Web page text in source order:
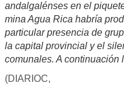
andalgalénses en el
mina Agua Rica habría
particular presencia de
la capital provincial y el
comunales. A continuación
(DIARIOC,